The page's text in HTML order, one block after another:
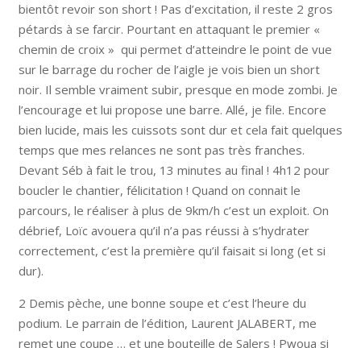
bientôt revoir son short ! Pas d’excitation, il reste 2 gros
pétards à se farcir. Pourtant en attaquant le premier «
chemin de croix » qui permet d’atteindre le point de vue
sur le barrage du rocher de l’aigle je vois bien un short
noir. Il semble vraiment subir, presque en mode zombi. Je
l’encourage et lui propose une barre. Allé, je file. Encore
bien lucide, mais les cuissots sont dur et cela fait quelques
temps que mes relances ne sont pas très franches.
Devant Séb à fait le trou, 13 minutes au final ! 4h12 pour
boucler le chantier, félicitation ! Quand on connait le
parcours, le réaliser à plus de 9km/h c’est un exploit. On
débrief, Loïc avouera qu’il n’a pas réussi à s’hydrater
correctement, c’est la première qu’il faisait si long (et si
dur).
2 Demis pèche, une bonne soupe et c’est l’heure du
podium. Le parrain de l’édition, Laurent JALABERT, me
remet une coupe … et une bouteille de Salers ! Pwoua si